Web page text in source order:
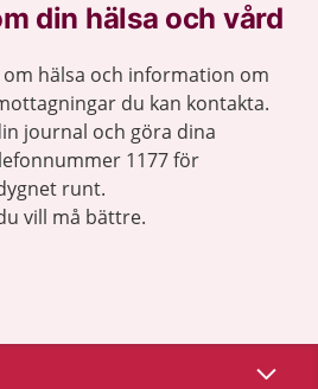
din hälsa och vård
om hälsa och information om
du kan kontakta.
journal och göra dina
1177 för
runt.
vill må bättre.
Visa